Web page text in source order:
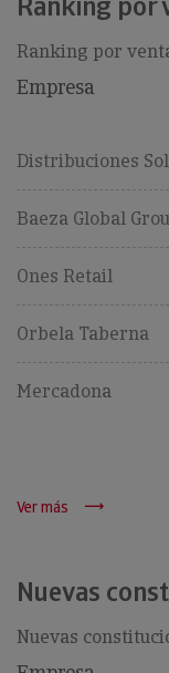
Ranking por
Empresa
Distribuciones
Baeza Global
Ones Retail
Orbela Taberna
Mercadona
Ver más
Nuevas
Nuevas